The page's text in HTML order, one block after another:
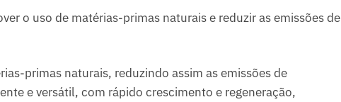
o uso de matérias-primas naturais e reduzir as emissões de
primas naturais, reduzindo assim as emissões de
e versátil, com rápido crescimento e regeneração,